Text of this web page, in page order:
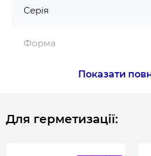
Серія
Форма
Країна виготовлення
Габарити,
Показати
Для герметизації: